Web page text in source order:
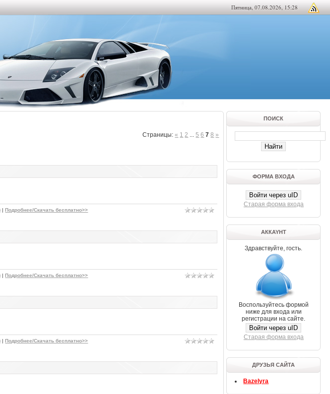
Пятница, 07.08.2026, 15:28
Страницы:« 1 2 ... 5 6 7 8 »
|Подробнее/Скачать бесплатно>>
|Подробнее/Скачать бесплатно>>
|Подробнее/Скачать бесплатно>>
ПОИСК
ФОРМА ВХОДА
Войти через uID
Старая форма входа
АККAYНТ
Здравствуйте, гость.
Воспользуйтесь формой
ниже для входа или
регистрации на сайте.
Войти через uID
Старая форма входа
ДРУЗЬЯ САЙТА
Bazelyra